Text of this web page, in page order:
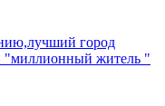
город
"миллионный житель "